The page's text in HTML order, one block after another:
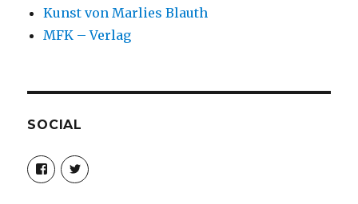
Kunst von Marlies Blauth
MFK – Verlag
SOCIAL
Profil
von
christoph.fleischer1
Profil
von